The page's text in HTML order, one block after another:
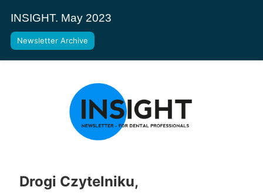
INSIGHT. May 2023
Newsletter Archive
Drogi Czytelniku,